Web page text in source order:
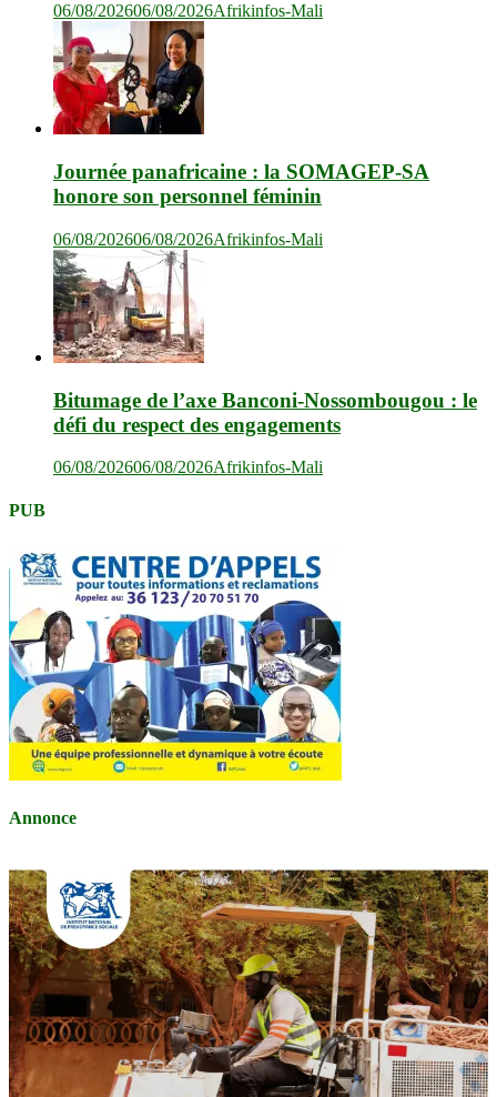
06/08/202606/08/2026Afrikinfos-Mali
Journée panafricaine : la SOMAGEP-SA
honore son personnel féminin
06/08/202606/08/2026Afrikinfos-Mali
Bitumage de l’axe Banconi-Nossombougou : le
défi du respect des engagements
06/08/202606/08/2026Afrikinfos-Mali
PUB
Annonce